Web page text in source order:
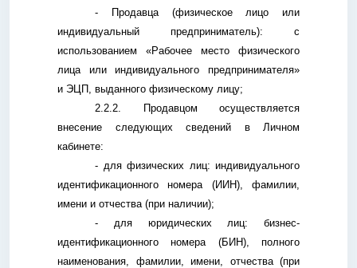
- Продавца (физическое лицо или
индивидуальный предприниматель): с
использованием «Рабочее место физического
лица или индивидуального предпринимателя»
и ЭЦП, выданного физическому лицу;
2.2.2. Продавцом осуществляется
внесение следующих сведений в Личном
кабинете:
- для физических лиц: индивидуального
идентификационного номера (ИИН), фамилии,
имени и отчества (при наличии);
- для юридических лиц: бизнес-
идентификационного номера (БИН), полного
наименования, фамилии, имени, отчества (при